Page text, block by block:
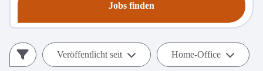
Jobs finden
Veröffentlicht seit Home-Office